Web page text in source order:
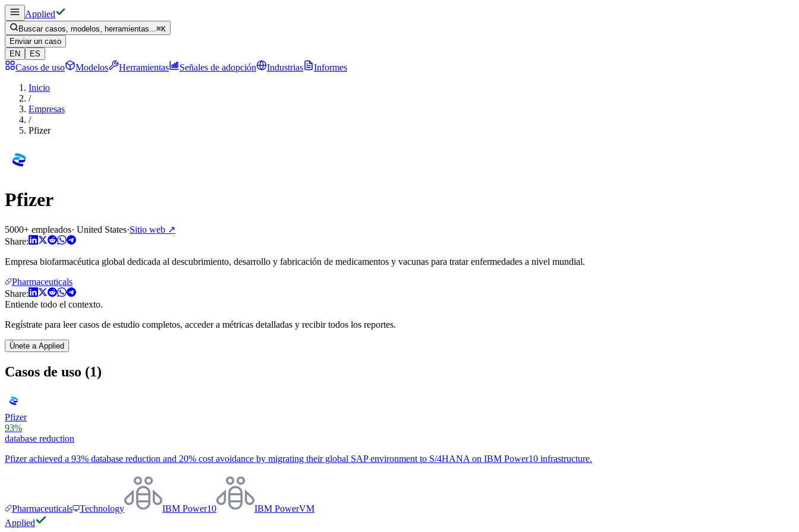
Applied
Buscar casos, modelos, herramientas...⌘K
Enviar un caso
EN
ES
Casos de uso Modelos Herramientas Señales de adopción Industrias
Informes
Inicio
/
Empresas
/
Pfizer
Pfizer
5000+ empleados· United States·Sitio web ↗
Share:
Empresa biofarmacéutica global dedicada al descubrimiento, desarrollo y fabricación de medicamentos y vacunas para tratar enfermedades a nivel mundial.
Pharmaceuticals
Share:
Entiende todo el contexto.
Regístrate para leer casos de estudio completos, acceder a métricas detalladas y recibir todos los reportes.
Únete a Applied
Casos de uso (1)
Pfizer
93%
database reduction
Pfizer achieved a 93% database reduction and 20% cost avoidance by migrating their global SAP environment to S/4HANA on IBM Power10 infrastructure.
Pharmaceuticals Technology IBM Power10
IBM PowerVM
Applied